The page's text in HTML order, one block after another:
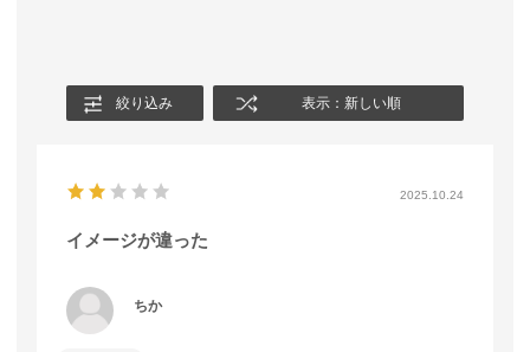
絞り込み 表示：新しい順
2025.10.24
イメージが違った
ちか